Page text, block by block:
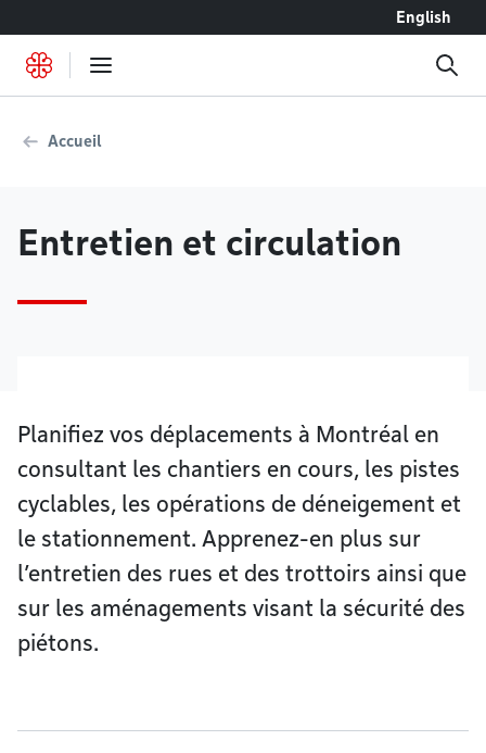
English
Accueil
Entretien et circulation
Planifiez vos déplacements à Montréal en
consultant les chantiers en cours, les pistes
cyclables, les opérations de déneigement et
le stationnement. Apprenez-en plus sur
l’entretien des rues et des trottoirs ainsi que
sur les aménagements visant la sécurité des
piétons.